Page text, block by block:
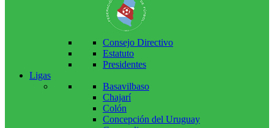
Consejo Directivo
Estatuto
Presidentes
Ligas
Basavilbaso
Chajarí
Colón
Concepción del Uruguay